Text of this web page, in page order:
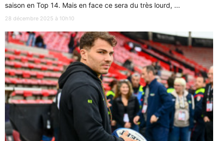
saison en Top 14. Mais en face ce sera du très lourd, ...
28 décembre 2025 à 10h10